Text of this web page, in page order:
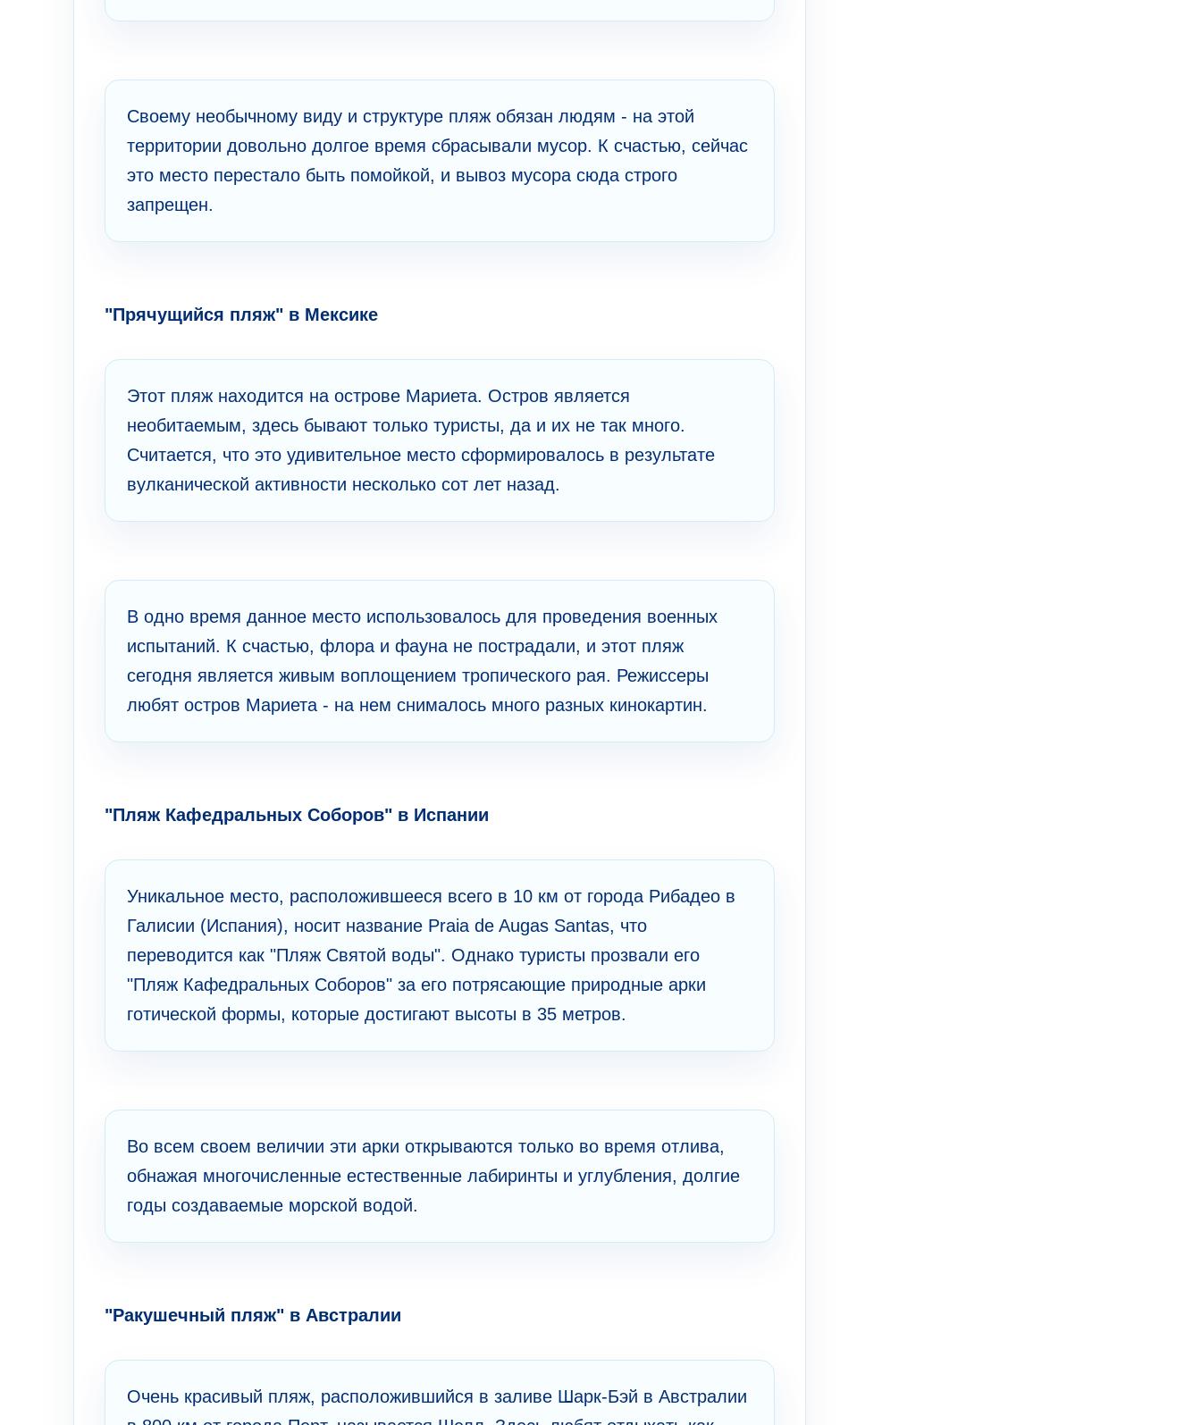
Своему необычному виду и структуре пляж обязан людям - на этой
территории довольно долгое время сбрасывали мусор. К счастью, сейчас
это место перестало быть помойкой, и вывоз мусора сюда строго
запрещен.
"Прячущийся пляж" в Мексике
Этот пляж находится на острове Мариета. Остров является
необитаемым, здесь бывают только туристы, да и их не так много.
Считается, что это удивительное место сформировалось в результате
вулканической активности несколько сот лет назад.
В одно время данное место использовалось для проведения военных
испытаний. К счастью, флора и фауна не пострадали, и этот пляж
сегодня является живым воплощением тропического рая. Режиссеры
любят остров Мариета - на нем снималось много разных кинокартин.
"Пляж Кафедральных Соборов" в Испании
Уникальное место, расположившееся всего в 10 км от города Рибадео в
Галисии (Испания), носит название Praia de Augas Santas, что
переводится как "Пляж Святой воды". Однако туристы прозвали его
"Пляж Кафедральных Соборов" за его потрясающие природные арки
готической формы, которые достигают высоты в 35 метров.
Во всем своем величии эти арки открываются только во время отлива,
обнажая многочисленные естественные лабиринты и углубления, долгие
годы создаваемые морской водой.
"Ракушечный пляж" в Австралии
Очень красивый пляж, расположившийся в заливе Шарк-Бэй в Австралии